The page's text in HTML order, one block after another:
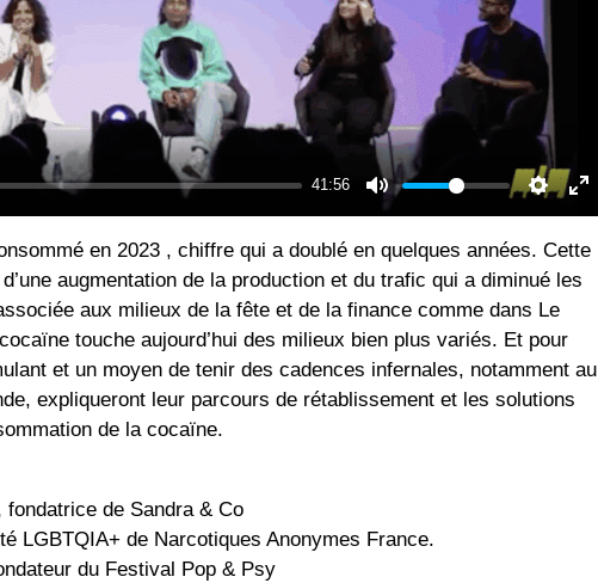
en 2023 , chiffre qui a doublé en quelques années. Cette
augmentation de la production et du trafic qui a diminué les
aux milieux de la fête et de la finance comme dans Le
touche aujourd’hui des milieux bien plus variés. Et pour
et un moyen de tenir des cadences infernales, notamment au
expliqueront leur parcours de rétablissement et les solutions
de la cocaïne.
fondatrice de Sandra & Co
LGBTQIA+ de Narcotiques Anonymes France.
du Festival Pop & Psy